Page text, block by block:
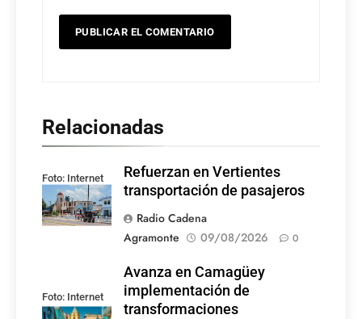
Relacionadas
Foto: Internet
Refuerzan en Vertientes
transportación de pasajeros
Radio Cadena
Agramonte
09/08/2026 0
Foto: Internet
Avanza en Camagüey
implementación de
transformaciones